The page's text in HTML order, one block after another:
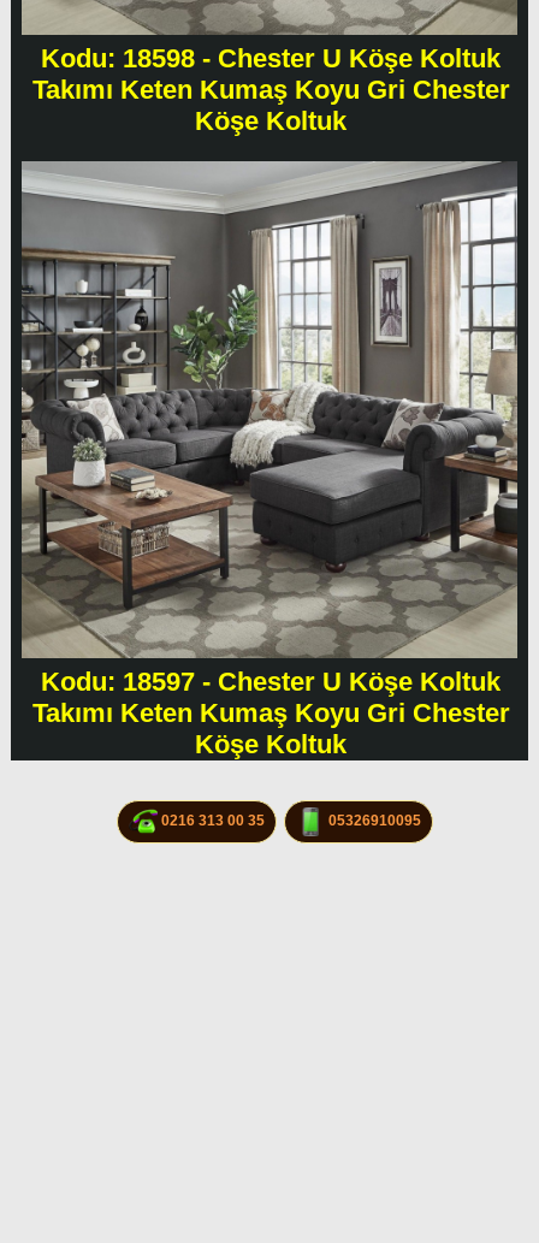
Kodu: 18598 - Chester U Köşe Koltuk
Takımı Keten Kumaş Koyu Gri Chester
Köşe Koltuk
Kodu: 18597 - Chester U Köşe Koltuk
Takımı Keten Kumaş Koyu Gri Chester
Köşe Koltuk
0216 313 00 35 05326910095